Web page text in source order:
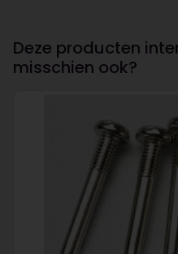
Deze producten
misschien ook?